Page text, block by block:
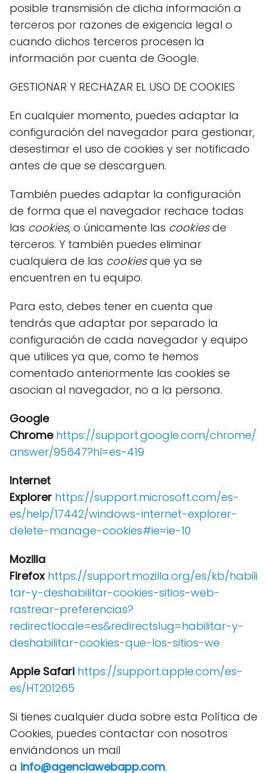
posible transmisión de dicha información a
terceros por razones de exigencia legal o
cuando dichos terceros procesen la
información por cuenta de Google.
GESTIONAR Y RECHAZAR EL USO DE COOKIES
En cualquier momento, puedes adaptar la
configuración del navegador para gestionar,
desestimar el uso de cookies y ser notificado
antes de que se descarguen.
También puedes adaptar la configuración
de forma que el navegador rechace todas
las cookies, o únicamente las cookiesde
terceros. Y también puedes eliminar
cualquiera de las cookiesque ya se
encuentren en tu equipo.
Para esto, debes tener en cuenta que
tendrás que adaptar por separado la
configuración de cada navegador y equipo
que utilices ya que, como te hemos
comentado anteriormente las cookies se
asocian al navegador, no a la persona.
Google
Chrome https://support.google.com/chrome/
answer/95647?hl=es-419
Internet
Explorer https://support.microsoft.com/es-
es/help/17442/windows-internet-explorer-
delete-manage-cookies#ie=ie-10
Mozilla
Firefox https://support.mozilla.org/es/kb/habili
tar-y-deshabilitar-cookies-sitios-web-
rastrear-preferencias?
redirectlocale=es&redirectslug=habilitar-y-
deshabilitar-cookies-que-los-sitios-we
Apple Safari https://support.apple.com/es-
es/HT201265
Si tienes cualquier duda sobre esta Política de
Cookies, puedes contactar con nosotros
enviándonos un mail
a info@agenciawebapp.com.